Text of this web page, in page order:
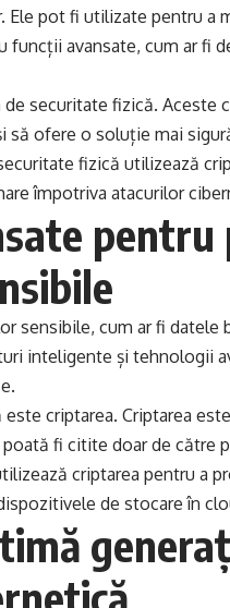
pot fi utilizate pentru a
avansate, cum ar fi
securitate fizică. Aceste
să ofere o soluție mai
fizică utilizează
împotriva atacurilor
pentru
sensibile, cum ar fi datele
inteligente și tehnologii
criptarea. Criptarea
fi citite doar de către
criptarea pentru a
de stocare în